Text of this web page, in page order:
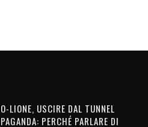
LIONE, USCIRE DAL TUNNEL
PERCHÉ PARLARE DI